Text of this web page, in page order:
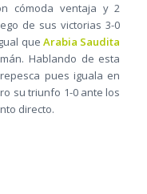
cómoda ventaja y 2
de sus victorias 3-0
queArabia Saudita
Hablando de esta
pues iguala en
su triunfo 1-0 ante los
directo.